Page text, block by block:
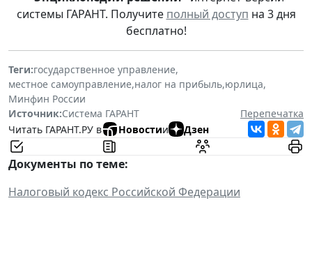
системы ГАРАНТ. Получите полный доступ на 3 дня
бесплатно!
Теги:государственное управление,
местное самоуправление,налог на прибыль,юрлица,
Минфин России
Источник:Система ГАРАНТ
Перепечатка
Читать ГАРАНТ.РУ в
Новостии Дзен
Документы по теме:
Налоговый кодекс Российской Федерации